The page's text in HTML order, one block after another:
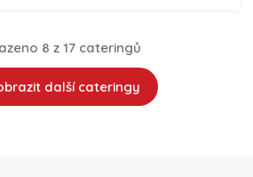
8 z 17 cateringů
další cateringy